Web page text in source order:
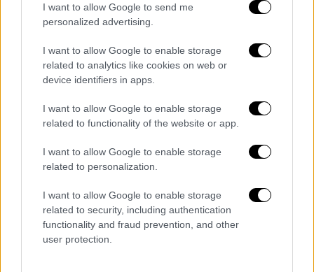
I want to allow Google to send me
personalized advertising.
I want to allow Google to enable storage
related to analytics like cookies on web or
device identifiers in apps.
I want to allow Google to enable storage
related to functionality of the website or app.
I want to allow Google to enable storage
related to personalization.
I want to allow Google to enable storage
related to security, including authentication
functionality and fraud prevention, and other
user protection.
νοσηλεύτηκε με πολλαπλά τραύματα και
εγκαύματα, διασωληνωμένη και σε
καταστολή στην Α’ ΜΕΘ εγκαυμάτων.
Στα τέλη Μαρτίου βγήκε από τη
διαύγεια και αντίληψη. Πλέον, η 26χρονη
πήρε εξιτήριο από το νοσοκομείο και θα
περάσει τις ημέρες του Πάσχα με την
οικογένειά της.
Πάντως, για το επόμενο διάστημα, η πορεία
της υγείας της θα παρακολουθείται τακτικά
από τους γιατρούς του νοσοκομείου.